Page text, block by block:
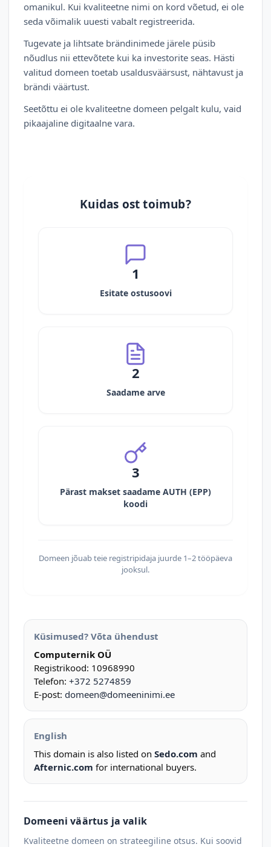
omanikul. Kui kvaliteetne nimi on kord võetud, ei ole
seda võimalik uuesti vabalt registreerida.
Tugevate ja lihtsate brändinimede järele püsib
nõudlus nii ettevõtete kui ka investorite seas. Hästi
valitud domeen toetab usaldusväärsust, nähtavust ja
brändi väärtust.
Seetõttu ei ole kvaliteetne domeen pelgalt kulu, vaid
pikaajaline digitaalne vara.
Kuidas ost toimub?
1
Esitate ostusoovi
2
Saadame arve
3
Pärast makset saadame AUTH (EPP)
koodi
Domeen jõuab teie registripidaja juurde 1–2 tööpäeva
jooksul.
Küsimused? Võta ühendust
Computernik OÜ
Registrikood: 10968990
Telefon: +372 5274859
E-post: domeen@domeeninimi.ee
English
This domain is also listed on Sedo.com and
Afternic.com for international buyers.
Domeeni väärtus ja valik
Kvaliteetne domeen on strateegiline otsus. Kui soovid